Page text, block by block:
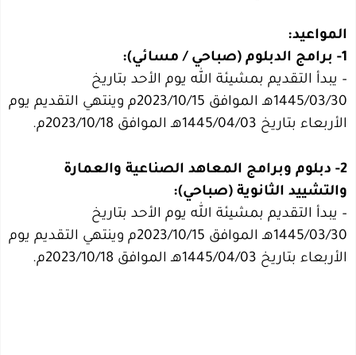
المواعيد:
1- برامج الدبلوم (صباحي / مسائي):
– يبدأ التقديم بمشيئة الله يوم الأحد بتاريخ
1445/03/30هـ الموافق 2023/10/15م وينتهي التقديم يوم
الأربعاء بتاريخ 1445/04/03هـ الموافق 2023/10/18م.
2- دبلوم وبرامج المعاهد الصناعية والعمارة
والتشييد الثانوية (صباحي):
– يبدأ التقديم بمشيئة الله يوم الأحد بتاريخ
1445/03/30هـ الموافق 2023/10/15م وينتهي التقديم يوم
الأربعاء بتاريخ 1445/04/03هـ الموافق 2023/10/18م.